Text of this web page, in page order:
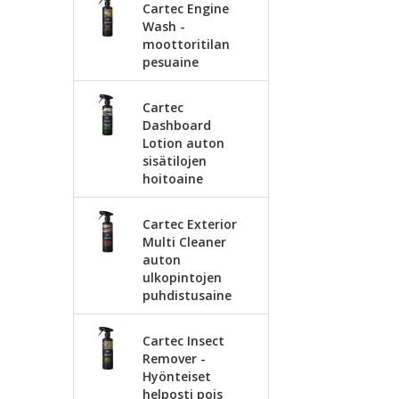
Cartec Engine
Wash -
moottoritilan
pesuaine
Cartec
Dashboard
Lotion auton
sisätilojen
hoitoaine
Cartec Exterior
Multi Cleaner
auton
ulkopintojen
puhdistusaine
Cartec Insect
Remover -
Hyönteiset
helposti pois